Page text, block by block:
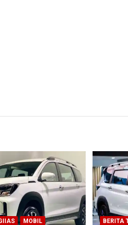
MOBIL
BERITA